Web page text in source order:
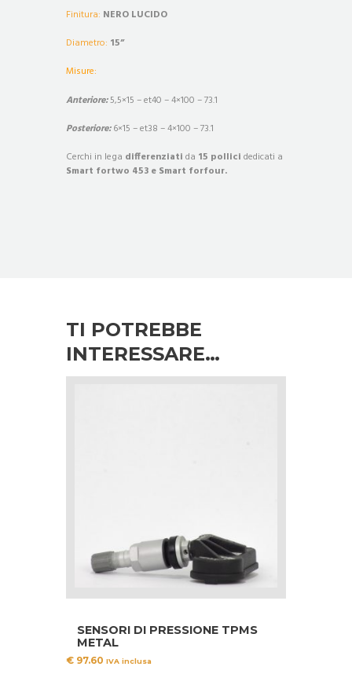
Finitura: NERO LUCIDO
Diametro: 15”
Misure:
Anteriore:5,5×15 – et40 – 4×100 – 73.1
Posteriore:6×15 – et38 – 4×100 – 73.1
Cerchi in lega differenziati da 15 pollici dedicati a
Smart fortwo 453 e Smart forfour.
TI POTREBBE
INTERESSARE…
SENSORI DI PRESSIONE TPMS
METAL
€ 97.60 IVA inclusa